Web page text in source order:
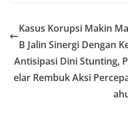
e
b
o
o
er l s
A
p
p
Kasus Korupsi Makin
B Jalin Sinergi Dengan
Antisipasi Dini Stunting,
elar Rembuk Aksi